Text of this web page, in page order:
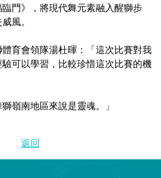
門》，將現代舞元素融入醒獅步
風。
育會領隊湯杜暉：「這次比賽對我
可以學習，比較珍惜這次比賽的機
嶺南地區來說是靈魂。」
返回